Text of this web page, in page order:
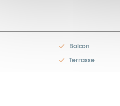
Balcon
Terrasse